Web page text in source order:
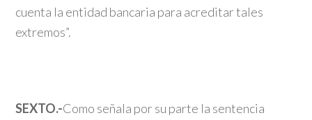
cuenta la entidad bancaria para acreditar tales
extremos”.
SEXTO.-Como señala por su parte la sentencia